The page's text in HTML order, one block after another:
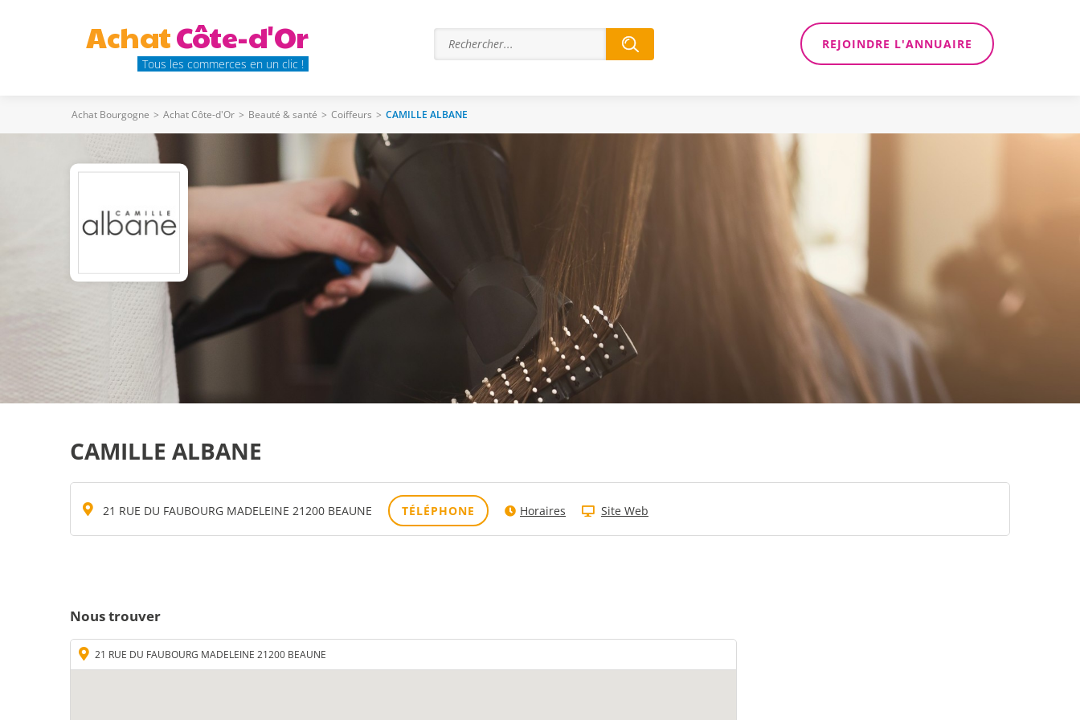
AchatCôte-d'Or
Tous les commerces en un clic !
REJOINDRE L'ANNUAIRE
Achat Bourgogne > Achat Côte-d'Or > Beauté & santé > Coiffeurs > CAMILLE ALBANE
CAMILLE ALBANE
21 RUE DU FAUBOURG MADELEINE 21200 BEAUNE TÉLÉPHONE Horaires Site Web
Nous trouver
21 RUE DU FAUBOURG MADELEINE 21200 BEAUNE